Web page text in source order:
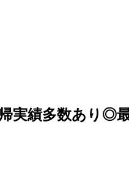
実績多数あり◎